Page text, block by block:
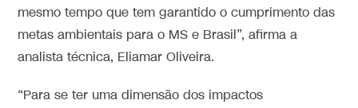
mesmo tempo que tem garantido o cumprimento das
metas ambientais para o MS e Brasil”, afirma a
analista técnica, Eliamar Oliveira.
“Para se ter uma dimensão dos impactos